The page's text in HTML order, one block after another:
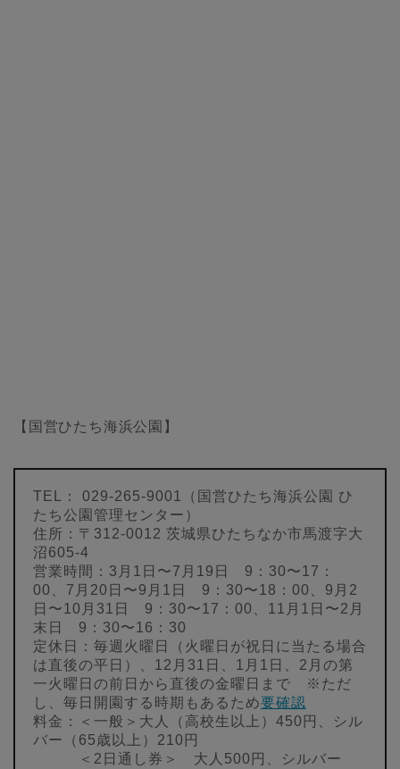
【国営ひたち海浜公園】
TEL： 029-265-9001（国営ひたち海浜公園 ひ
たち公園管理センター）
住所：〒312-0012 茨城県ひたちなか市馬渡字大
沼605-4
営業時間：3月1日〜7月19日 9：30〜17：
00、7月20日〜9月1日 9：30〜18：00、9月2
日〜10月31日 9：30〜17：00、11月1日〜2月
末日 9：30〜16：30
定休日：毎週火曜日（火曜日が祝日に当たる場合
は直後の平日）、12月31日、1月1日、2月の第
一火曜日の前日から直後の金曜日まで ※ただ
し、毎日開園する時期もあるため要確認
料金：＜一般＞大人（高校生以上）450円、シル
バー（65歳以上）210円
＜2日通し券＞ 大人500円、シルバー